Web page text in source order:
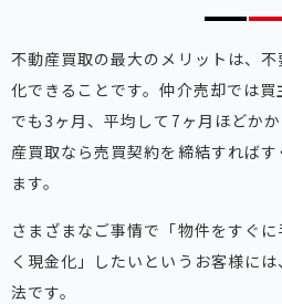
不動産買取の最大のメリットは、
化できることです。仲介売却では
でも3ヶ月、平均して7ヶ月ほどか
産買取なら売買契約を締結すれば
ます。
さまざまなご事情で「物件をすぐ
く現金化」したいというお客様に
法です。